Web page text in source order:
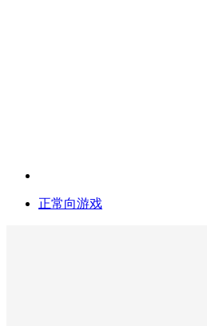
正常向游戏